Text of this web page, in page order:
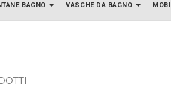
BAGNO VASCHE DA BAGNO